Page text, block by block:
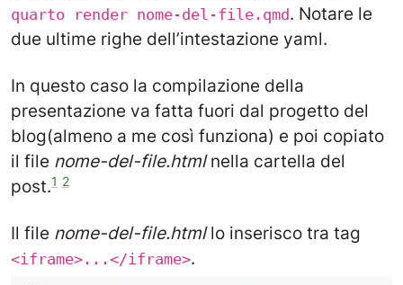
quarto render nome-del-file.qmd. Notare le
due ultime righe dell’intestazione yaml.
In questo caso la compilazione della
presentazione va fatta fuori dal progetto del
blog(almeno a me così funziona) e poi copiato
il file nome-del-file.htmlnella cartella del
post.1 2
Il file nome-del-file.htmllo inserisco tra tag
<iframe>...</iframe>.